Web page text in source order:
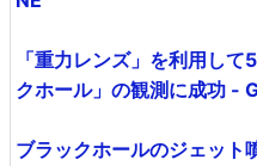
「重力レンズ」を利用し
クホール」の観測に成功 -
ブラックホールのジェット